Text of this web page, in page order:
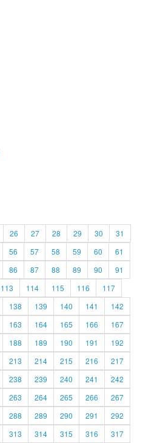
26 27 28 29 30
31
56 57 58 59 60
61
86 87 88 89 90
91
113 114 115 116
117
138 139 140 141
142
163 164 165 166
167
188 189 190 191
192
213 214 215 216
217
238 239 240 241
242
263 264 265 266
267
288 289 290 291
292
313 314 315 316 317